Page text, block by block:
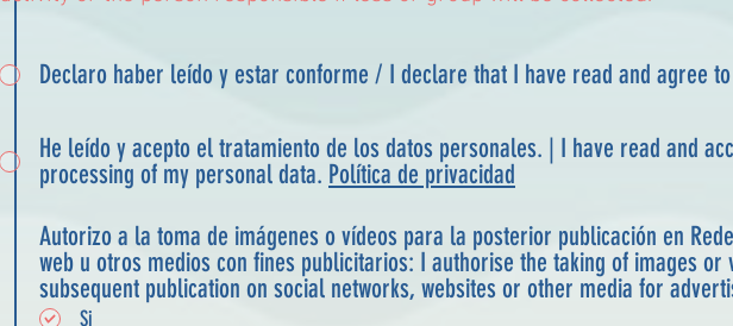
Declaro haber leído y estar conforme / I declare that I have read and agree to
He leído y acepto el tratamiento de los datos personales. | I have read and
processing of my personal data. Política de privacidad
Autorizo a la toma de imágenes o vídeos para la posterior publicación en
web u otros medios con fines publicitarios: I authorise the taking of images or videos for
subsequent publication on social networks, websites or other media for
Si